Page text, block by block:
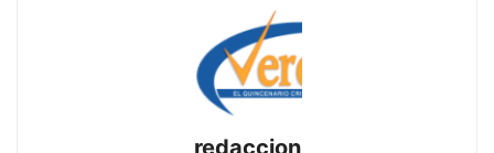
redaccion